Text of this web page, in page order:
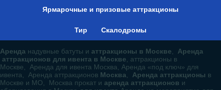
Ярмарочные и призовые аттракционы
Тир Скалодромы
Аренда надувные батуты и аттракционы в Москве, Аренда
аттракционов для ивента в Москве, аттракционы в
Москве, Аренда для ивента Москва, Аренда «под ключ» для
ивента, Аренда аттракционов Москва, Аренда аттракционы в
Москве и МО, Москва прокат и аренда аттракционов и